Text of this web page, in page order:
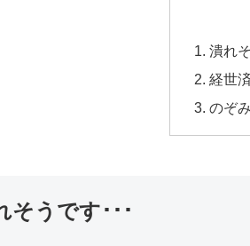
潰れ
経世
のぞ
そうです･･･